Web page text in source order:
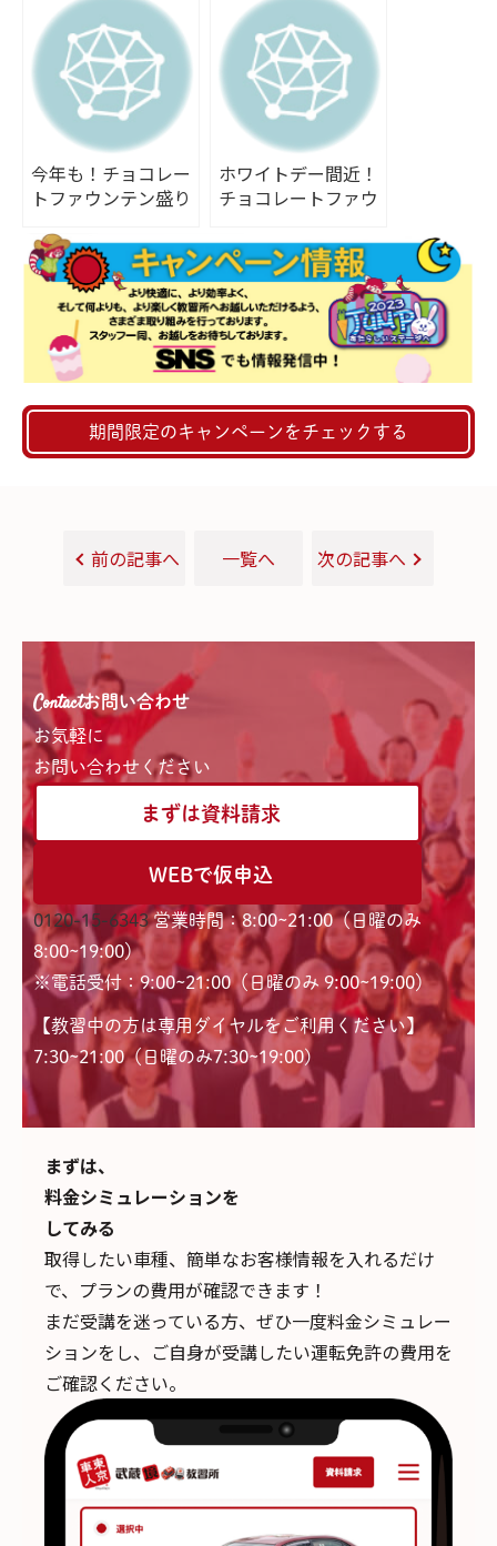
今年も！チョコレー
トファウンテン盛り
ホワイトデー間近！
チョコレートファウ
（笑）
期間限定のキャンペーンをチェックする
前の記事へ 一覧へ 次の記事へ
Contactお問い合わせ
お気軽に
お問い合わせください
まずは資料請求
WEBで仮申込
0120-15-6343 営業時間：8:00~21:00（日曜のみ
8:00~19:00）
※電話受付：9:00~21:00（日曜のみ 9:00~19:00）
【教習中の方は専用ダイヤルをご利用ください】
7:30~21:00（日曜のみ7:30~19:00)
まずは、
料金シミュレーションを
してみる
取得したい車種、簡単なお客様情報を入れるだけ
で、 プランの費用が確認できます！
まだ受講を迷っている方、ぜひ一度料金シミュレー
ションをし、ご自身が受講したい運転免許の費用を
ご確認ください。